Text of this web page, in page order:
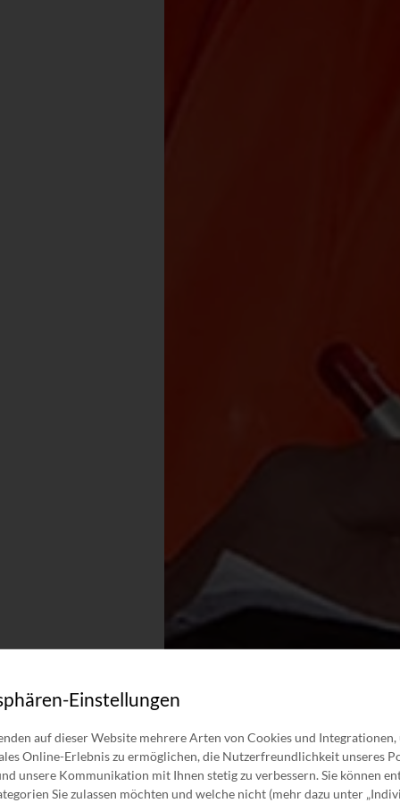
Einstellungen
auf dieser Website mehrere Arten von Cookies und Integrationen,
Online-Erlebnis zu ermöglichen, die Nutzerfreundlichkeit unseres
unsere Kommunikation mit Ihnen stetig zu verbessern. Sie können
Sie zulassen möchten und welche nicht (mehr dazu unter